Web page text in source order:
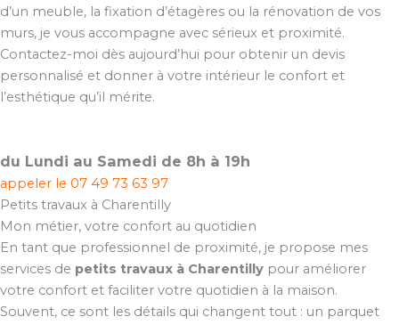
d’un meuble, la fixation d’étagères ou la rénovation de vos
murs, je vous accompagne avec sérieux et proximité.
Contactez-moi dès aujourd’hui pour obtenir un devis
personnalisé et donner à votre intérieur le confort et
l’esthétique qu’il mérite.
du Lundi au Samedi de 8h à 19h
appeler le 07 49 73 63 97
Petits travaux à Charentilly
Mon métier, votre confort au quotidien
En tant que professionnel de proximité, je propose mes
services de petits travaux à Charentilly pour améliorer
votre confort et faciliter votre quotidien à la maison.
Souvent, ce sont les détails qui changent tout : un parquet